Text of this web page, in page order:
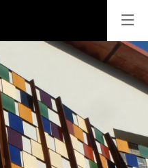
Usa les fletxes del teclat o